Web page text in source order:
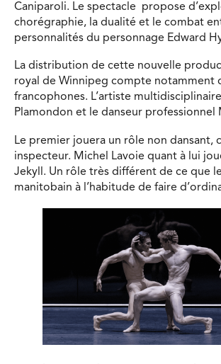
Caniparoli. Le spectacle propose
chorégraphie, la dualité et le combat
personnalités du personnage Edward
La distribution de cette nouvelle
royal de Winnipeg compte notamment
francophones. L’artiste
Plamondon et le danseur professionnel
Le premier jouera un rôle non dansant,
inspecteur. Michel Lavoie quant à lui
Jekyll. Un rôle très différent de ce que
manitobain à l’habitude de faire